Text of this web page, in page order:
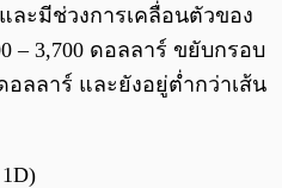
ละมีช่วงการเคลื่อนตัวของ
– 3,700 ดอลลาร์ ขยับกรอบ
อลลาร์ และยังอยู่ต่ำกว่าเส้น